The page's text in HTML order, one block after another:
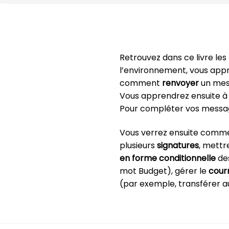
Retrouvez dans ce livre
l’environnement, vous
comment renvoyerun
Vous apprendrez ensuite à
Pour compléter vos
Vous verrez ensuite
plusieurssignatures,
en forme conditionnelle
mot Budget), gérer le
(par exemple, transférer